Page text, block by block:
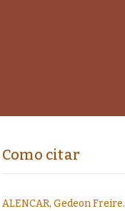
Como citar
ALENCAR, Gedeon Freire.